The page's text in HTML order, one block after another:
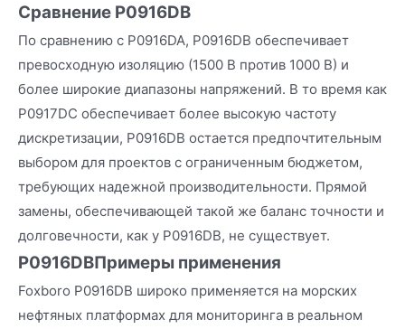
Сравнение P0916DB
По сравнению с P0916DA, P0916DB обеспечивает
превосходную изоляцию (1500 В против 1000 В) и
более широкие диапазоны напряжений. В то время как
P0917DC обеспечивает более высокую частоту
дискретизации, P0916DB остается предпочтительным
выбором для проектов с ограниченным бюджетом,
требующих надежной производительности. Прямой
замены, обеспечивающей такой же баланс точности и
долговечности, как у P0916DB, не существует.
P0916DBПримеры применения
Foxboro P0916DB широко применяется на морских
нефтяных платформах для мониторинга в реальном